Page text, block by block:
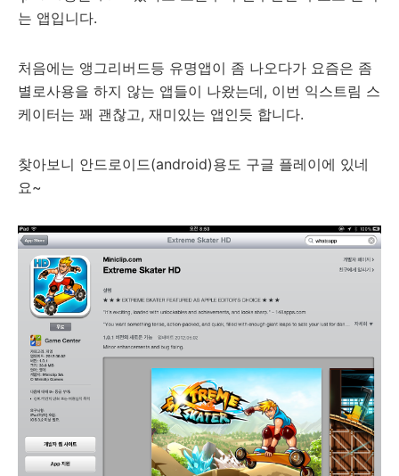
는 앱입니다.
처음에는 앵그리버드등 유명앱이 좀 나오다가 요즘은 좀
별로사용을 하지 않는 앱들이 나왔는데, 이번 익스트림 스
케이터는 꽤 괜찮고, 재미있는 앱인듯 합니다.
찾아보니 안드로이드(android)용도 구글 플레이에 있네
요~